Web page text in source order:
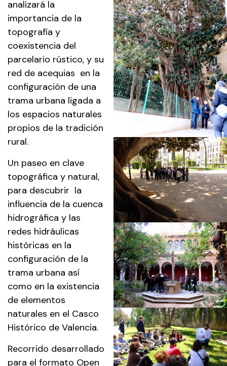
analizará la
importancia de la
topografía y
coexistencia del
parcelario rústico, y su
red de acequias en la
configuración de una
trama urbana ligada a
los espacios naturales
propios de la tradición
rural.
Un paseo en clave
topográfica y natural,
para descubrir la
influencia de la cuenca
hidrográfica y las
redes hidráulicas
históricas en la
configuración de la
trama urbana así
como en la existencia
de elementos
naturales en el Casco
Histórico de Valencia.
Recorrido desarrollado
para el formato Open